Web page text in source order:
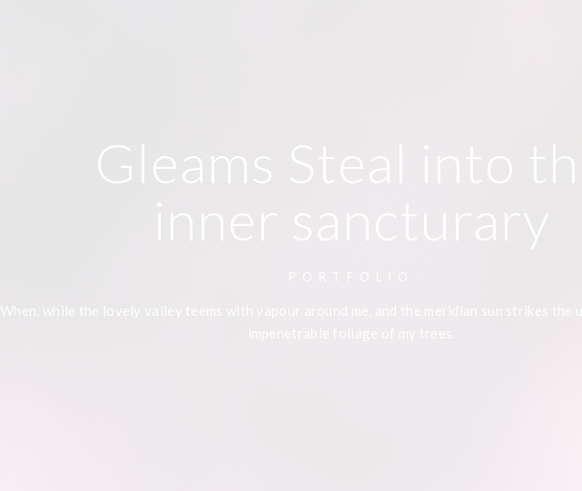
Gleams Steal into the
inner sancturary
When, while the lovely valley teems with vapour around me, and the meridian sun strikes the